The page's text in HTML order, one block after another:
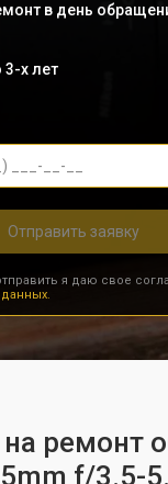
в день
3-х лет
Отправить заявку
я даю свое
ремонт
f/3.5-